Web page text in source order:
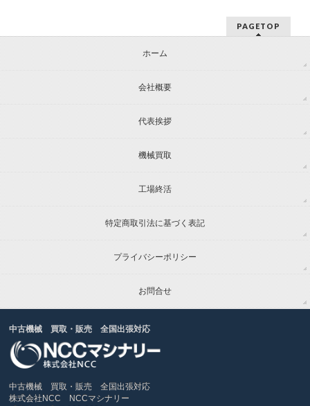
PAGETOP
ホーム
会社概要
代表挨拶
機械買取
工場終活
特定商取引法に基づく表記
プライバシーポリシー
お問合せ
中古機械 買取・販売 全国出張対応
中古機械 買取・販売 全国出張対応
株式会社NCC NCCマシナリー